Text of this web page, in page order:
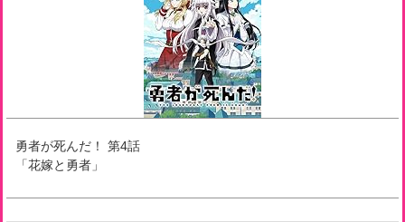
勇者が死んだ！ 第4話
「花嫁と勇者 」